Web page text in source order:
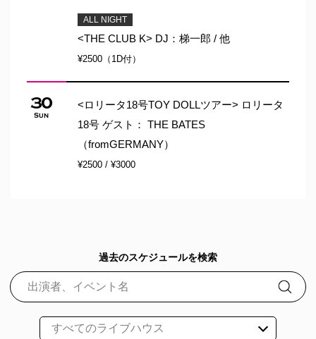
ALL NIGHT
<THE CLUB K> DJ：梯一郎 / 他
¥2500（1D付）
30
Sun
<ロリータ18号TOY DOLLツアー> ロリータ
18号 ゲスト： THE BATES
（fromGERMANY）
¥2500 / ¥3000
過去のスケジュールを検索